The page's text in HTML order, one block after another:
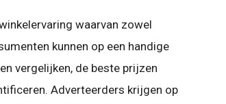
waarvan zowel
kunnen op een handige
vergelijken, de beste prijzen
Adverteerders krijgen op